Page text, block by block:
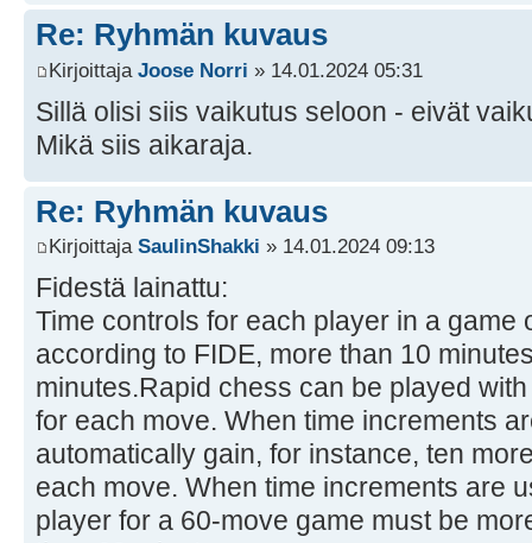
Re: Ryhmän kuvaus
Kirjoittaja Joose Norri » 14.01.2024 05:31
Sillä olisi siis vaikutus seloon - eivät
Mikä siis aikaraja.
Re: Ryhmän kuvaus
Kirjoittaja SaulinShakki » 14.01.2024 09:13
Fidestä lainattu:
Time controls for each player in a game
according to FIDE, more than 10
minutes.Rapid chess can be played
for each move. When time increments
automatically gain, for instance, ten
each move. When time increments are
player for a 60-move game must be